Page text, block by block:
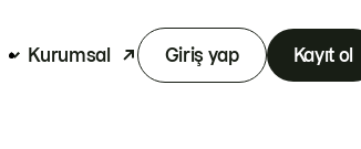
Kurumsal Giriş yap Kayıt ol